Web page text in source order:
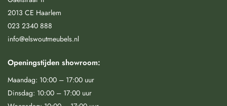
2013 CE Haarlem
023 2340 888
info@elswoutmeubels.nl
Openingstijden showroom:
Maandag: 10:00 – 17:00 uur
Dinsdag: 10:00 – 17:00 uur